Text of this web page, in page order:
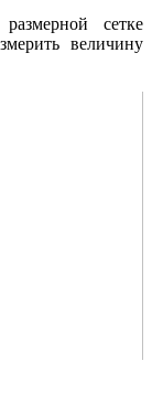
сетке
величину